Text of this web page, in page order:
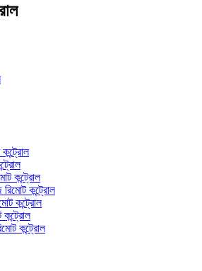
কন্ট্রোল
রিমোট কন্ট্রোল
কন্ট্রোল
কন্ট্রোল
কন্ট্রোল